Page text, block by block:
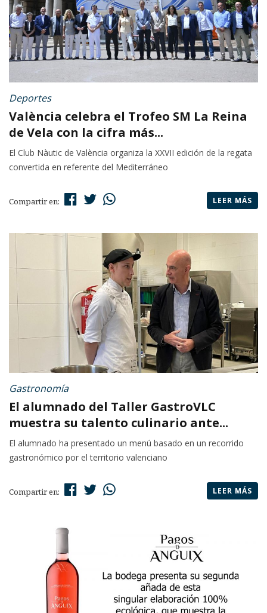
Deportes
València celebra el Trofeo SM La Reina
de Vela con la cifra más...
El Club Nàutic de València organiza la XXVII edición de la regata
convertida en referente del Mediterráneo
Compartir en: LEER MÁS
Gastronomía
El alumnado del Taller GastroVLC
muestra su talento culinario ante...
El alumnado ha presentado un menú basado en un recorrido
gastronómico por el territorio valenciano
Compartir en: LEER MÁS